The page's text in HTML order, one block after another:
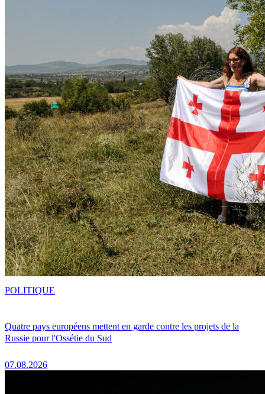
Quatre pays européens mettent en garde contre les projets de la
Russie pour l'Ossétie du Sud
07.08.2026
POLITIQUE